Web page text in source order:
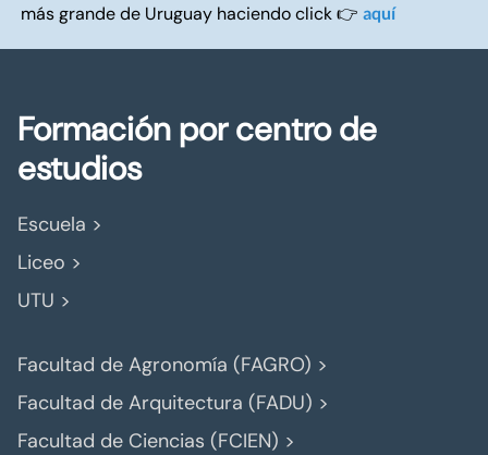
más grande de Uruguay haciendo click 👉 aquí
Formación por centro de
estudios
Escuela >
Liceo >
UTU >
Facultad de Agronomía (FAGRO) >
Facultad de Arquitectura (FADU) >
Facultad de Ciencias (FCIEN) >